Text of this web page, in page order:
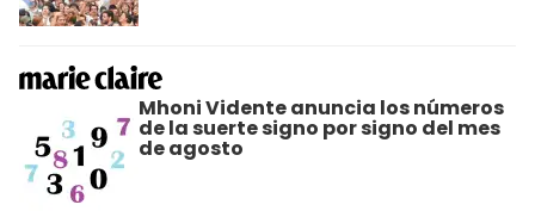
Mhoni Vidente anuncia los números
de la suerte signo por signo del mes
de agosto